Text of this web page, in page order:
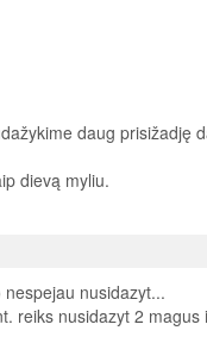
daug prisižadję
dievą myliu.
nusidazyt...
reiks nusidazyt 2